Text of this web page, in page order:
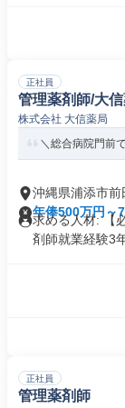
正社員
管理薬剤師/大
株式会社 大信薬局
＼総合病院門前
沖縄県浦添市前
年俸500万円～
求める人材: 【
剤師就業経験3
正社員
管理薬剤師